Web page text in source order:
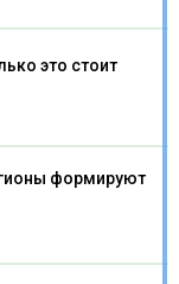
это стоит
формируют